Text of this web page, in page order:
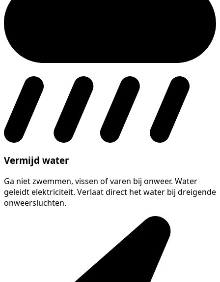
Vermijd water
Ga niet zwemmen, vissen of varen bij onweer. Water
geleidt elektriciteit. Verlaat direct het water bij dreigende
onweersluchten.